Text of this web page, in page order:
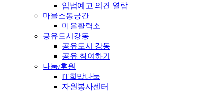
입법예고 의견 열람
마을소통공간
마을활력소
공유도시강동
공유도시 강동
공유 참여하기
나눔/후원
IT희망나눔
자원봉사센터